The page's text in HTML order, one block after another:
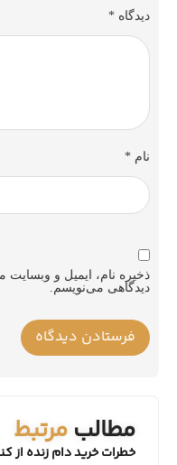
دیدگاه *
نام *
ذخیره نام، ایمیل و وبسایت
دیدگاهی می‌نویسم.
مطالب مرتبط
خطرات خرید دام زنده از